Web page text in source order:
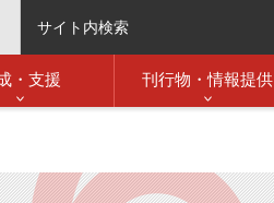
サイト内検索
・支援 刊行物・情報提供